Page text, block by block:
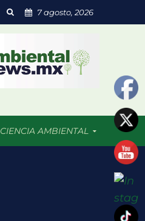
7 agosto, 2026
CIENCIA AMBIENTAL